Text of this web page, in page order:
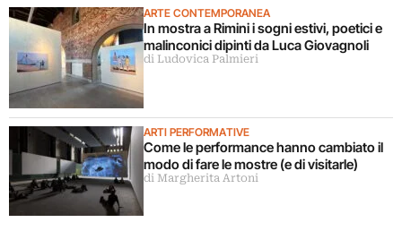
ARTE CONTEMPORANEA
In mostra a Rimini i sogni estivi, poetici e
malinconici dipinti da Luca Giovagnoli
di Ludovica Palmieri
ARTI PERFORMATIVE
Come le performance hanno cambiato il
modo di fare le mostre (e di visitarle)
di Margherita Artoni